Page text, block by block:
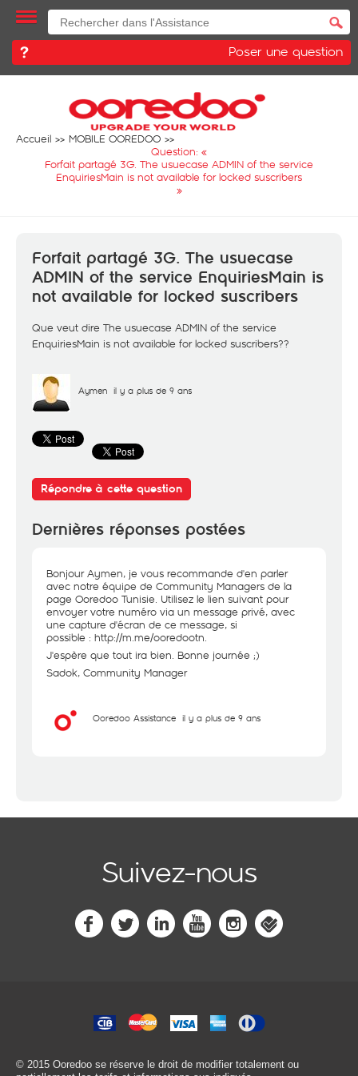
Poser une question
Accueil
MOBILE OOREDOO
Question: «
Forfait partagé 3G. The usuecase ADMIN of the service
EnquiriesMain is not available for locked suscribers
»
Forfait partagé 3G. The usuecase
ADMIN of the service EnquiriesMain is
not available for locked suscribers
Que veut dire The usuecase ADMIN of the service
EnquiriesMain is not available for locked suscribers??
Aymen il y a plus de 9 ans
Répondre à cette question
Dernières réponses postées
Bonjour Aymen, je vous recommande d'en parler
avec notre équipe de Community Managers de la
page Ooredoo Tunisie. Utilisez le lien suivant pour
envoyer votre numéro via un message privé, avec
une capture d'écran de ce message, si
possible : http://m.me/ooredootn.
J'espère que tout ira bien. Bonne journée ;)
Sadok, Community Manager
Ooredoo Assistance il y a plus de 9 ans
Suivez-nous
© 2015 Ooredoo se réserve le droit de modifier totalement ou